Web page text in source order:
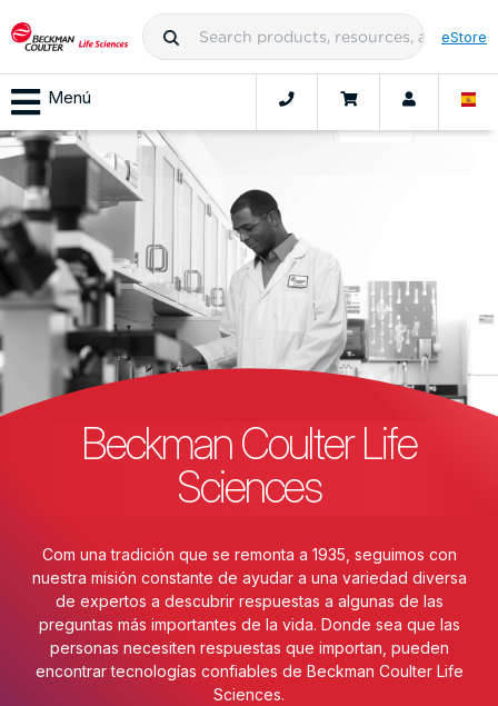
eStore
Menú
Beckman Coulter Life
Sciences
Com una tradición que se remonta a 1935, seguimos con
nuestra misión constante de ayudar a una variedad diversa
de expertos a descubrir respuestas a algunas de las
preguntas más importantes de la vida. Donde sea que las
personas necesiten respuestas que importan, pueden
encontrar tecnologías confiables de Beckman Coulter Life
Sciences.